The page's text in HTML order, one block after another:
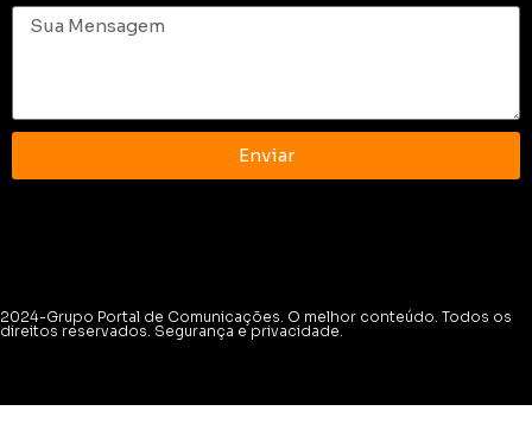
Enviar
2024-Grupo Portal de Comunicações. O melhor conteúdo. Todos os
direitos reservados. Segurança e privacidade.